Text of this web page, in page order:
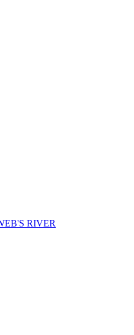
RIVER